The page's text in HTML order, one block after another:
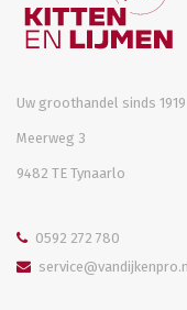
Uw groothandel sinds 1919
Meerweg 3
9482 TE Tynaarlo
0592 272 780